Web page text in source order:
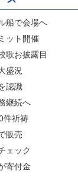
船で会場へ
ット開催
歌お披露目
盛況
認識
継続へ
件祈祷
販売
ェック
寄付金